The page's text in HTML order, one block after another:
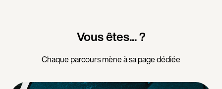
Vous êtes... ?
Chaque parcours mène à sa page dédiée